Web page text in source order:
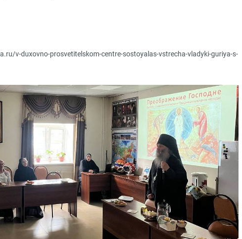
v-duxovno-prosvetitelskom-centre-sostoyalas-vstrecha-vladyki-guriya-s-